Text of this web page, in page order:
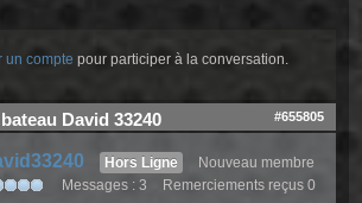
un compte pour participer à la conversation.
David 33240 #655805
Hors Ligne
Nouveau membre
Messages : 3
Remerciements reçus 0